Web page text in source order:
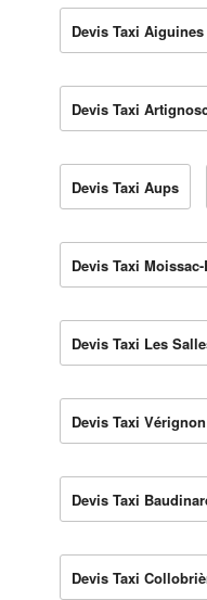
Devis Taxi Aiguines
Devis Taxi
Devis Taxi Aups
Devis Taxi
Devis Taxi Les
Devis Taxi Vérignon
Devis Taxi
Devis Taxi